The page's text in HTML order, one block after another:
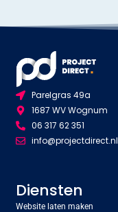
Parelgras 49a
1687 WV Wognum
06 317 62 351
info@projectdirect.nl
Diensten
Website laten maken